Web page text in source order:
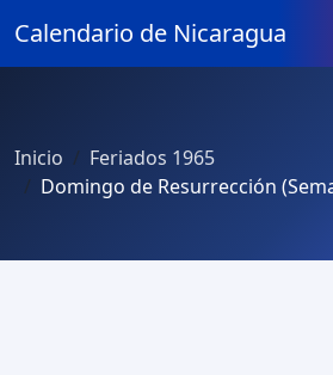
Calendario de Nicaragua
Inicio
Feriados 1965
Domingo de Resurrección